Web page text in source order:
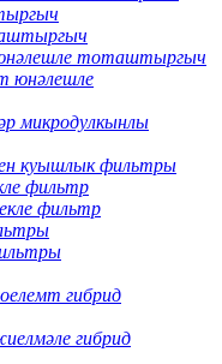
тоташтыргыч
юнәлешле
микродулкынлы
куышлык фильтры
фильтр
фильтр
гибрид
гибрид